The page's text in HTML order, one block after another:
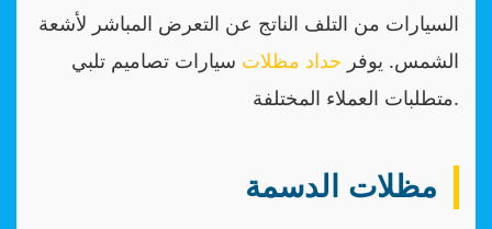
السيارات من التلف الناتج عن التعرض المباشر لأشعة
الشمس. يوفر حداد مظلات سيارات تصاميم تلبي
متطلبات العملاء المختلفة.
مظلات الدسمة